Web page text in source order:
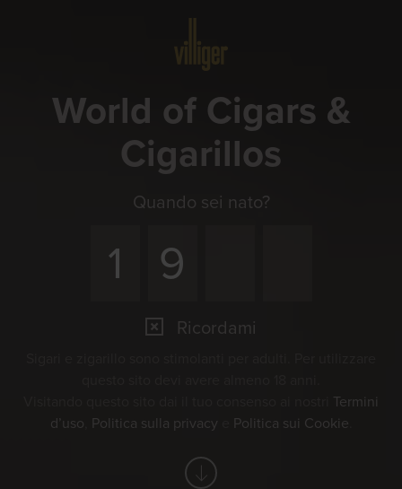
World of Cigars &
Cigarillos
Quando sei nato?
Ricordami
Termini
d’uso Politica sulla privacy Politica sui Cookie